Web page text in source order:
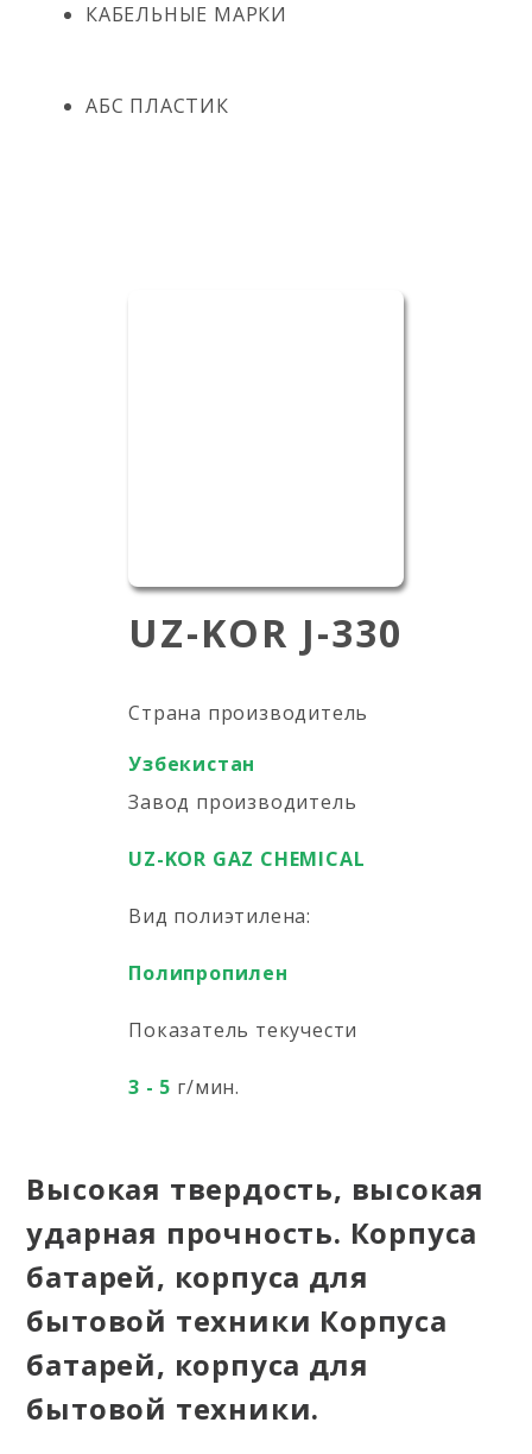
КАБЕЛЬНЫЕ МАРКИ
АБС ПЛАСТИК
UZ-KOR J-330
Страна производитель
Узбекистан
Завод производитель
UZ-KOR GAZ CHEMICAL
Вид полиэтилена:
Полипропилен
Показатель текучести
3 - 5 г/мин.
Высокая твердость, высокая
ударная прочность. Корпуса
батарей, корпуса для
бытовой техники Корпуса
батарей, корпуса для
бытовой техники.